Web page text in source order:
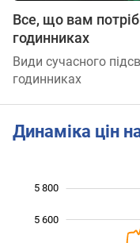
Все, що вам
годинниках
Види сучасного
годинниках
Динаміка цін
5 600
5 800